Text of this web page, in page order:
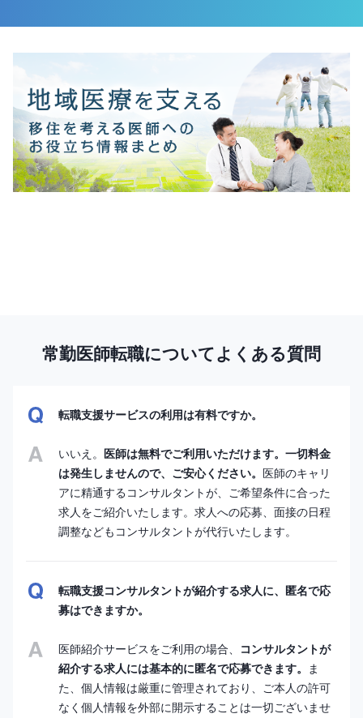
常勤医師転職についてよくある質問
転職支援サービスの利用は有料ですか。
いいえ。 医師は無料でご利用いただけます。一切料金
は発生しませんので、ご安心ください。 医師のキャリ
アに精通するコンサルタントが、ご希望条件に合った
求人をご紹介いたします。求人への応募、面接の日程
調整などもコンサルタントが代行いたします。
転職支援コンサルタントが紹介する求人に、匿名で応
募はできますか。
医師紹介サービスをご利用の場合、
コンサルタントが
紹介する求人には基本的に匿名で応募できます。 ま
た、個人情報は厳重に管理されており、ご本人の許可
なく個人情報を外部に開示することは一切ございませ